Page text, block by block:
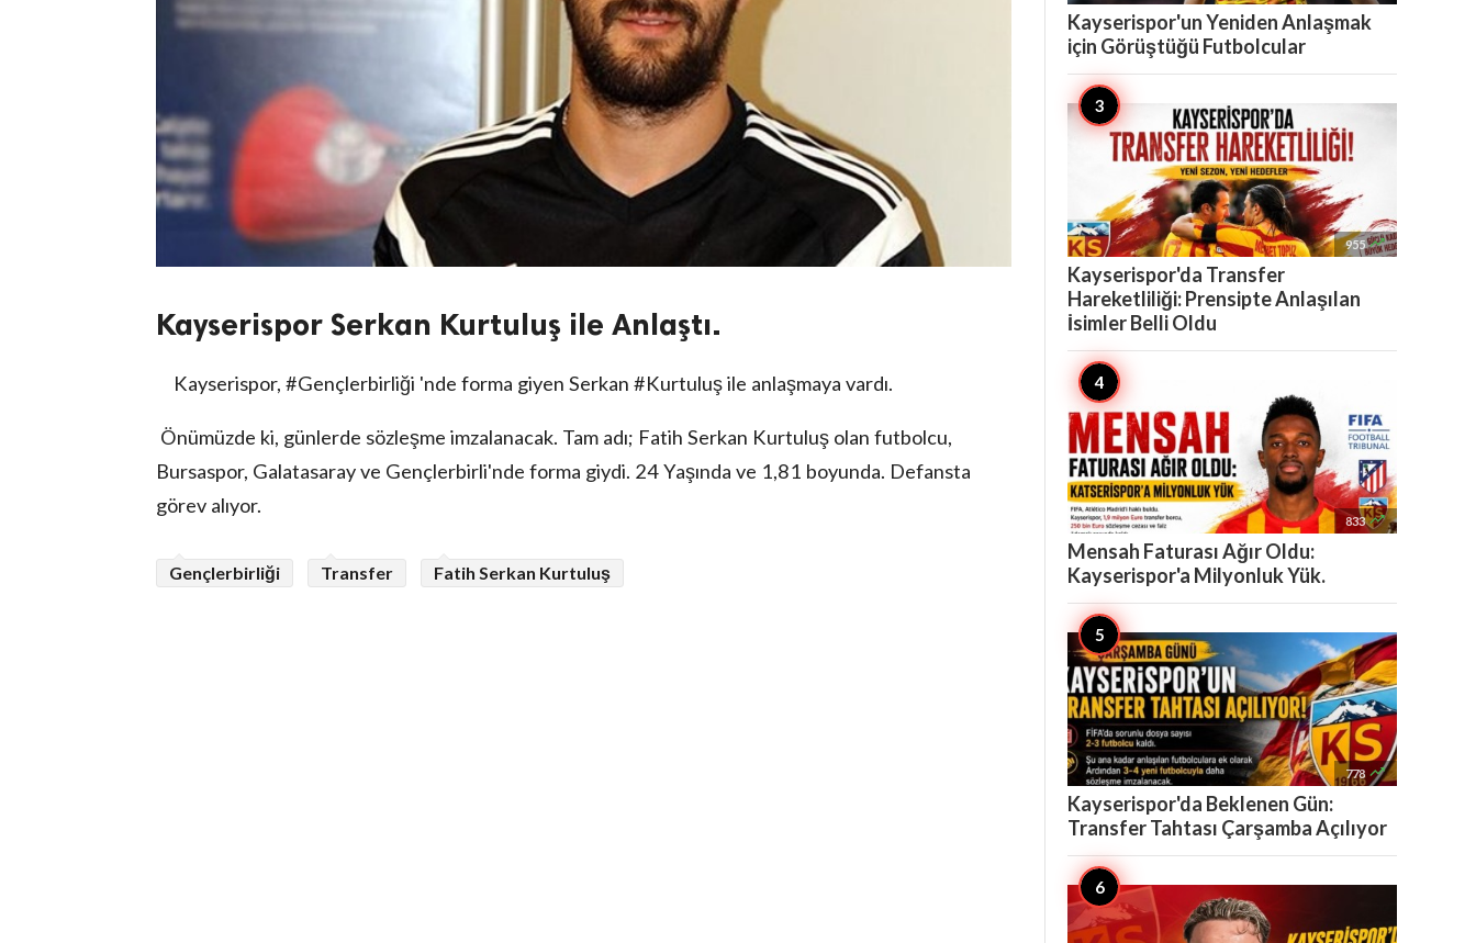
Kayserispor Serkan Kurtuluş ile Anlaştı.
Kayserispor, #Gençlerbirliği 'nde forma giyen Serkan #Kurtuluş ile anlaşmaya vardı.
Önümüzde ki, günlerde sözleşme imzalanacak. Tam adı; Fatih Serkan Kurtuluş olan futbolcu,
Bursaspor, Galatasaray ve Gençlerbirli'nde forma giydi. 24 Yaşında ve 1,81 boyunda. Defansta
görev alıyor.
Gençlerbirliği Transfer Fatih Serkan Kurtuluş
Kayserispor'un Yeniden Anlaşmak
için Görüştüğü Futbolcular
955 
Kayserispor'da Transfer
Hareketliliği: Prensipte Anlaşılan
İsimler Belli Oldu
833 
Mensah Faturası Ağır Oldu:
Kayserispor'a Milyonluk Yük.
778 
Kayserispor'da Beklenen Gün:
Transfer Tahtası Çarşamba Açılıyor